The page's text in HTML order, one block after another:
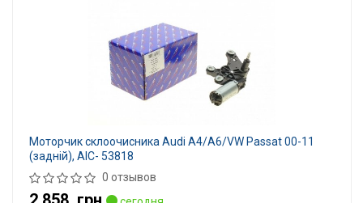
Моторчик склоочисника Audi A4/A6/VW Passat 00-11
(задній), AIC- 53818
0 отзывов